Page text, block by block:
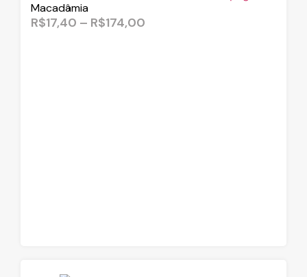
Macadâmia
R$17,40 – R$174,00